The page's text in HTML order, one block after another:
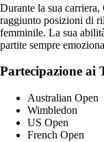
Durante la sua
raggiunto posizioni di
femminile. La sua
partite sempre
Partecipazione ai
Australian Open
Wimbledon
US Open
French Open